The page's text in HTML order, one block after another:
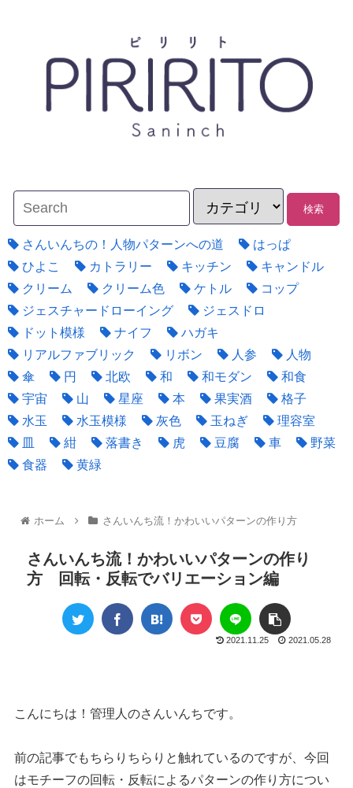
さんいんちの！人物パターンへの道
はっぱ
ひよこ
カトラリー キッチン
キャンドル
クリーム
クリーム色 ケトル
コップ
ジェスチャードローイング
ジェスドロ
ドット模様
ナイフ
ハガキ
リアルファブリック
リボン 人参
人物
傘
円 北欧 和 和モダン
和食
宇宙
山 星座 本 果実酒
格子
水玉
水玉模様 灰色 玉ねぎ
理容室
皿
紺 落書き 虎 豆腐 車
野菜
食器
黄緑
ホーム さんいんち流！かわいいパターンの作り方
さんいんち流！かわいいパターンの作り
方 回転・反転でバリエーション編
2021.11.25 2021.05.28
こんにちは！管理人のさんいんちです。
前の記事でもちらりちらりと触れているのですが、今回
はモチーフの回転・反転によるパターンの作り方につい